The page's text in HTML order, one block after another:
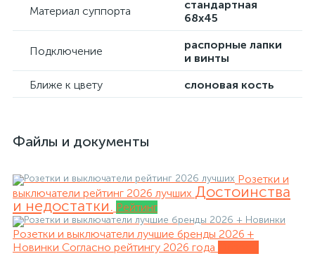
Материал суппорта
стандартная
68х45
Подключение
распорные лапки
и винты
Ближе к цвету
слоновая кость
Файлы и документы
Розетки и
выключатели рейтинг 2026 лучших Достоинства
и недостатки. Рейтинг
Розетки и выключатели лучшие бренды 2026 +
Новинки Согласно рейтингу 2026 года